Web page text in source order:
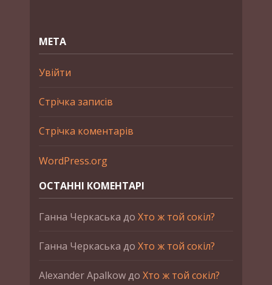
МЕТА
Увійти
Стрічка записів
Стрічка коментарів
WordPress.org
ОСТАННІ КОМЕНТАРІ
Ганна Черкаська до Хто ж той сокіл?
Ганна Черкаська до Хто ж той сокіл?
Alexander Apalkowдо Хто ж той сокіл?